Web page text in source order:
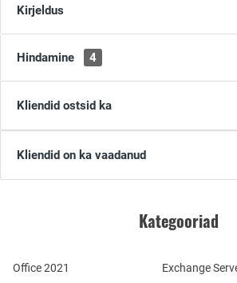
Kirjeldus
Hindamine 4
Kliendid ostsid ka
Kliendid on ka vaadanud
Kategooriad
Office 2021
Exchange